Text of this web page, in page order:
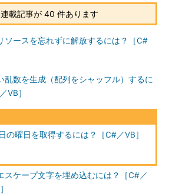
載記事が 40 件あります
ソースを忘れずに解放するには？［C#
乱数を生成（配列をシャッフル）するに
VB］
の曜日を取得するには？［C#／VB］
スケープ文字を埋め込むには？［C#／